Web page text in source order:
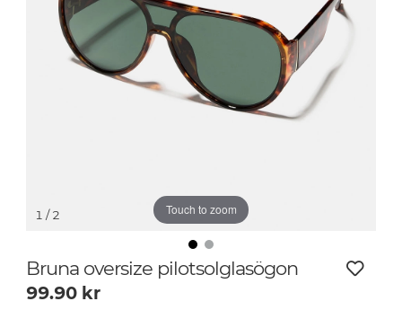
Touch to zoom
1 / 2
Bruna oversize pilotsolglasögon
99.90 kr